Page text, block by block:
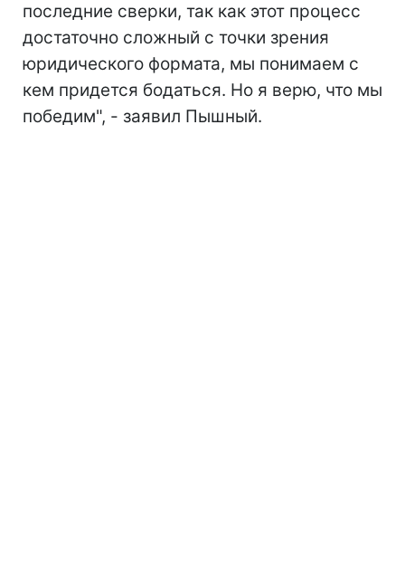
последние сверки, так как этот процесс
достаточно сложный с точки зрения
юридического формата, мы понимаем с
кем придется бодаться. Но я верю, что мы
победим", - заявил Пышный.